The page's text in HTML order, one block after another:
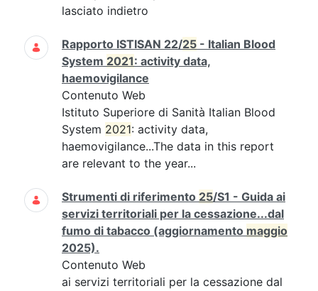
lasciato indietro
Rapporto ISTISAN 22/25 - Italian Blood
System 2021: activity data,
haemovigilance
Contenuto Web
Istituto Superiore di Sanità Italian Blood
System 2021: activity data,
haemovigilance...The data in this report
are relevant to the year...
Strumenti di riferimento 25/S1 - Guida ai
servizi territoriali per la cessazione...dal
fumo di tabacco (aggiornamento maggio
2025).
Contenuto Web
ai servizi territoriali per la cessazione dal